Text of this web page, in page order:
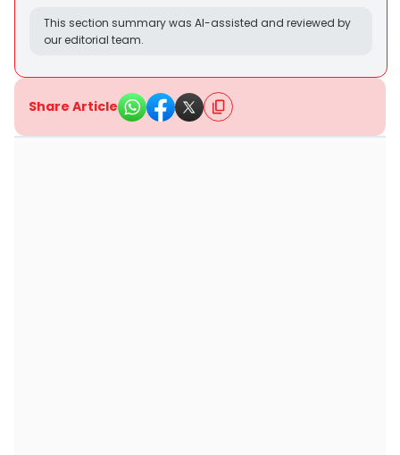
This section summary was AI-assisted and reviewed by
our editorial team.
Share Article